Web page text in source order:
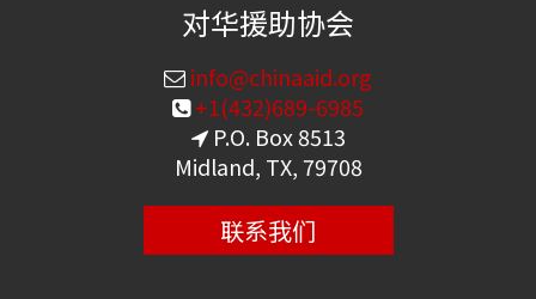
对华援助协会
info@chinaaid.org
+1(432)689-6985
P.O. Box 8513
Midland, TX, 79708
联系我们